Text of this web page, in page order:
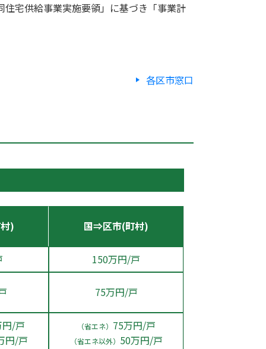
宅供給事業実施要領」に基づき「事業計
各区市窓口
) 国⇒区市(町村)
150万円/戸
75万円/戸
/戸
円/戸
（省エネ） 75万円/戸
（省エネ以外） 50万円/戸